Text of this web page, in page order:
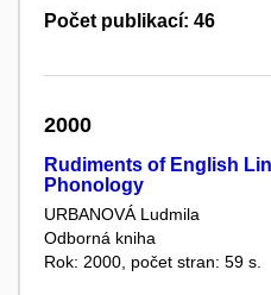
Počet publikací: 46
2000
Rudiments of English
Phonology
URBANOVÁ Ludmila
Odborná kniha
Rok: 2000, počet stran: 59 s.